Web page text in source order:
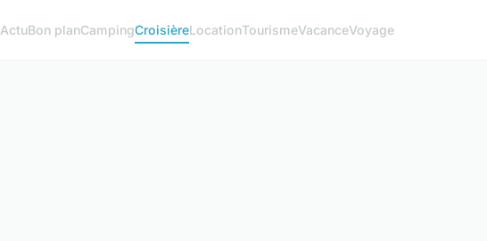
ActuBon planCampingCroisièreLocationTourismeVacanceVoyage